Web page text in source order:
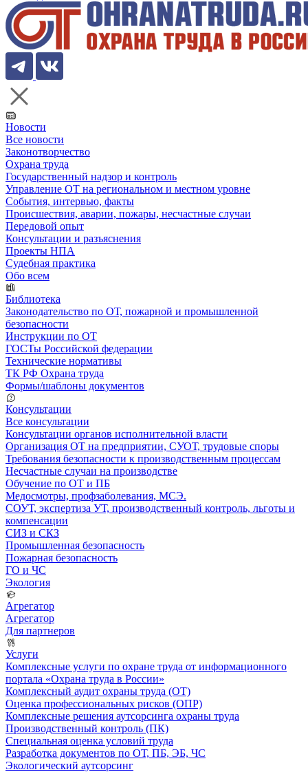
Новости
Все новости
Законотворчество
Охрана труда
Государственный надзор и контроль
Управление ОТ на региональном и местном уровне
События, интервью, факты
Происшествия, аварии, пожары, несчастные случаи
Передовой опыт
Консультации и разъяснения
Проекты НПА
Судебная практика
Обо всем
Библиотека
Законодательство по ОТ, пожарной и промышленной
безопасности
Инструкции по ОТ
ГОСТы Российской федерации
Технические нормативы
ТК РФ Охрана труда
Формы/шаблоны документов
Консультации
Все консультации
Консультации органов исполнительной власти
Организация ОТ на предприятии, СУОТ, трудовые споры
Требования безопасности к производственным процессам
Несчастные случаи на производстве
Обучение по ОТ и ПБ
Медосмотры, профзаболевания, МСЭ.
СОУТ, экспертиза УТ, производственный контроль, льготы и
компенсации
СИЗ и СКЗ
Промышленная безопасность
Пожарная безопасность
ГО и ЧС
Экология
Агрегатор
Агрегатор
Для партнеров
Услуги
Комплексные услуги по охране труда от информационного
портала «Охрана труда в России»
Комплексный аудит охраны труда (ОТ)
Оценка профессиональных рисков (ОПР)
Комплексные решения аутсорсинга охраны труда
Производственный контроль (ПК)
Специальная оценка условий труда
Разработка документов по ОТ, ПБ, ЭБ, ЧС
Экологический аутсорсинг